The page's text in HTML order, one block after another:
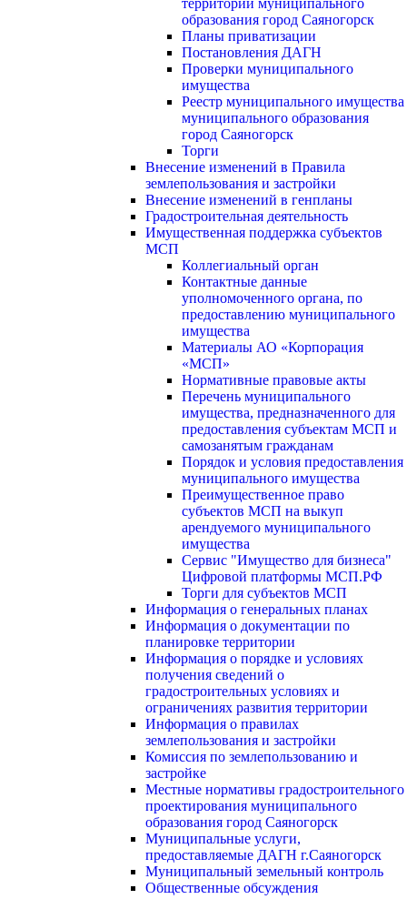
территории муниципального
образования город Саяногорск
Планы приватизации
Постановления ДАГН
Проверки муниципального
имущества
Реестр муниципального имущества
муниципального образования
город Саяногорск
Торги
Внесение изменений в Правила
землепользования и застройки
Внесение изменений в генпланы
Градостроительная деятельность
Имущественная поддержка субъектов
МСП
Коллегиальный орган
Контактные данные
уполномоченного органа, по
предоставлению муниципального
имущества
Материалы АО «Корпорация
«МСП»
Нормативные правовые акты
Перечень муниципального
имущества, предназначенного для
предоставления субъектам МСП и
самозанятым гражданам
Порядок и условия предоставления
муниципального имущества
Преимущественное право
субъектов МСП на выкуп
арендуемого муниципального
имущества
Сервис "Имущество для бизнеса"
Цифровой платформы МСП.РФ
Торги для субъектов МСП
Информация о генеральных планах
Информация о документации по
планировке территории
Информация о порядке и условиях
получения сведений о
градостроительных условиях и
ограничениях развития территории
Информация о правилах
землепользования и застройки
Комиссия по землепользованию и
застройке
Местные нормативы градостроительного
проектирования муниципального
образования город Саяногорск
Муниципальные услуги,
предоставляемые ДАГН г.Саяногорск
Муниципальный земельный контроль
Общественные обсуждения